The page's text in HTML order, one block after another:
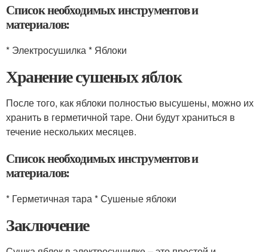
Список необходимых инструментов и
материалов:
* Электросушилка * Яблоки
Хранение сушеных яблок
После того, как яблоки полностью высушены, можно их
хранить в герметичной таре. Они будут храниться в
течение нескольких месяцев.
Список необходимых инструментов и
материалов:
* Герметичная тара * Сушеные яблоки
Заключение